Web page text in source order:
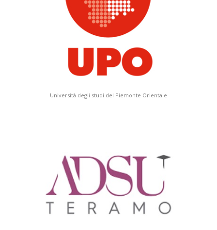
Università degli studi del Piemonte Orientale